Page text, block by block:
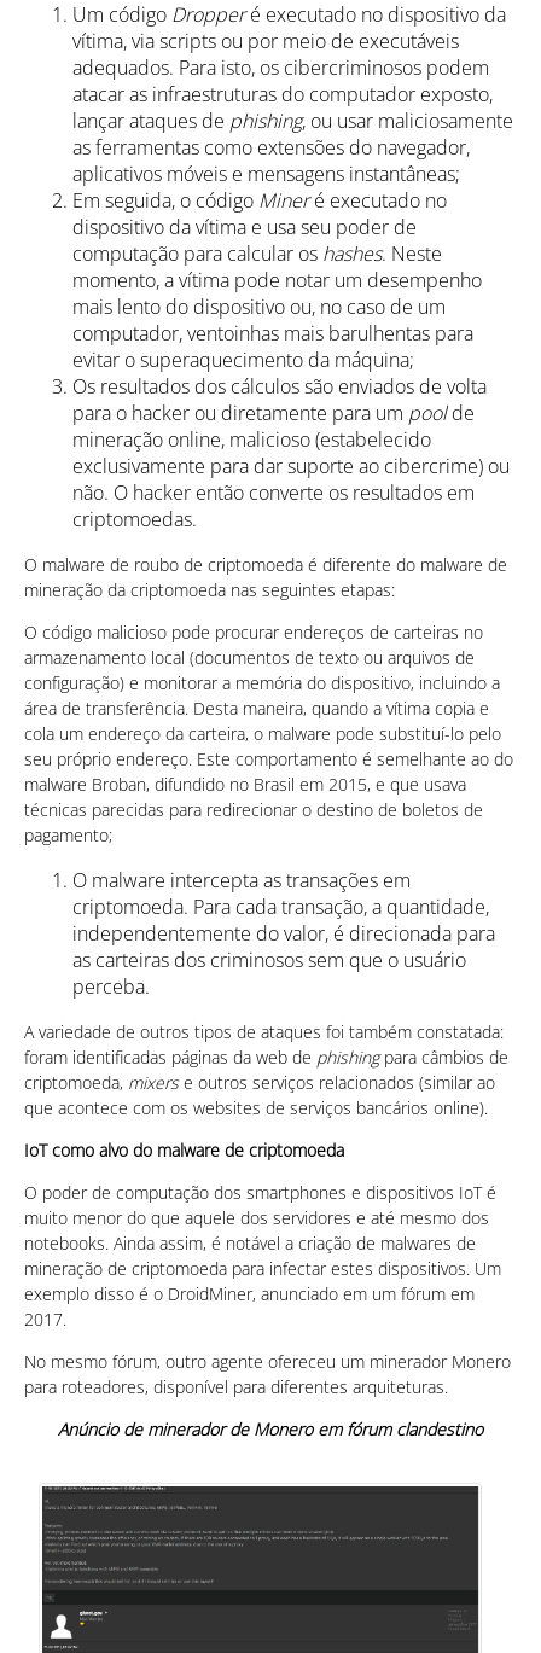
Um código Dropperé executado no dispositivo da
vítima, via scripts ou por meio de executáveis
adequados. Para isto, os cibercriminosos podem
atacar as infraestruturas do computador exposto,
lançar ataques de phishing, ou usar maliciosamente
as ferramentas como extensões do navegador,
aplicativos móveis e mensagens instantâneas;
Em seguida, o código Mineré executado no
dispositivo da vítima e usa seu poder de
computação para calcular os hashes. Neste
momento, a vítima pode notar um desempenho
mais lento do dispositivo ou, no caso de um
computador, ventoinhas mais barulhentas para
evitar o superaquecimento da máquina;
Os resultados dos cálculos são enviados de volta
para o hacker ou diretamente para um poolde
mineração online, malicioso (estabelecido
exclusivamente para dar suporte ao cibercrime) ou
não. O hacker então converte os resultados em
criptomoedas.
O malware de roubo de criptomoeda é diferente do malware de
mineração da criptomoeda nas seguintes etapas:
O código malicioso pode procurar endereços de carteiras no
armazenamento local (documentos de texto ou arquivos de
configuração) e monitorar a memória do dispositivo, incluindo a
área de transferência. Desta maneira, quando a vítima copia e
cola um endereço da carteira, o malware pode substituí-lo pelo
seu próprio endereço. Este comportamento é semelhante ao do
malware Broban, difundido no Brasil em 2015, e que usava
técnicas parecidas para redirecionar o destino de boletos de
pagamento;
O malware intercepta as transações em
criptomoeda. Para cada transação, a quantidade,
independentemente do valor, é direcionada para
as carteiras dos criminosos sem que o usuário
perceba.
A variedade de outros tipos de ataques foi também constatada:
foram identificadas páginas da web de phishingpara câmbios de
criptomoeda, mixerse outros serviços relacionados (similar ao
que acontece com os websites de serviços bancários online).
IoT como alvo do malware de criptomoeda
O poder de computação dos smartphones e dispositivos IoT é
muito menor do que aquele dos servidores e até mesmo dos
notebooks. Ainda assim, é notável a criação de malwares de
mineração de criptomoeda para infectar estes dispositivos. Um
exemplo disso é o DroidMiner, anunciado em um fórum em
2017.
No mesmo fórum, outro agente ofereceu um minerador Monero
para roteadores, disponível para diferentes arquiteturas.
Anúncio de minerador de Monero em fórum clandestino